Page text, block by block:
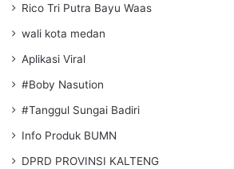
Rico Tri Putra Bayu Waas
wali kota medan
Aplikasi Viral
#Boby Nasution
#Tanggul Sungai Badiri
Info Produk BUMN
DPRD PROVINSI KALTENG